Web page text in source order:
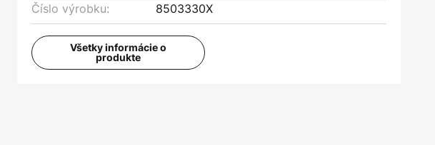
Číslo výrobku:
8503330X
Všetky informácie o
produkte